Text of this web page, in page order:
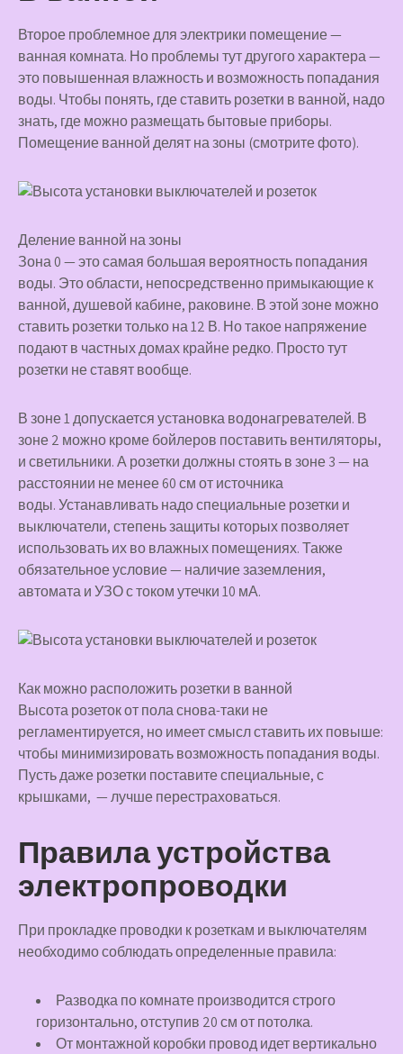
Второе проблемное для электрики помещение —
ванная комната. Но проблемы тут другого характера —
это повышенная влажность и возможность попадания
воды. Чтобы понять, где ставить розетки в ванной, надо
знать, где можно размещать бытовые приборы.
Помещение ванной делят на зоны (смотрите фото).
Деление ванной на зоны
Зона 0 — это самая большая вероятность попадания
воды. Это области, непосредственно примыкающие к
ванной, душевой кабине, раковине. В этой зоне можно
ставить розетки только на 12 В. Но такое напряжение
подают в частных домах крайне редко. Просто тут
розетки не ставят вообще.
В зоне 1 допускается установка водонагревателей. В
зоне 2 можно кроме бойлеров поставить вентиляторы,
и светильники. А розетки должны стоять в зоне 3 — на
расстоянии не менее 60 см от источника
воды. Устанавливать надо специальные розетки и
выключатели, степень защиты которых позволяет
использовать их во влажных помещениях. Также
обязательное условие — наличие заземления,
автомата и УЗО с током утечки 10 мА.
Как можно расположить розетки в ванной
Высота розеток от пола снова-таки не
регламентируется, но имеет смысл ставить их повыше:
чтобы минимизировать возможность попадания воды.
Пусть даже розетки поставите специальные, с
крышками, — лучше перестраховаться.
Правила устройства
электропроводки
При прокладке проводки к розеткам и выключателям
необходимо соблюдать определенные правила:
Разводка по комнате производится строго
горизонтально, отступив 20 см от потолка.
От монтажной коробки провод идет вертикально